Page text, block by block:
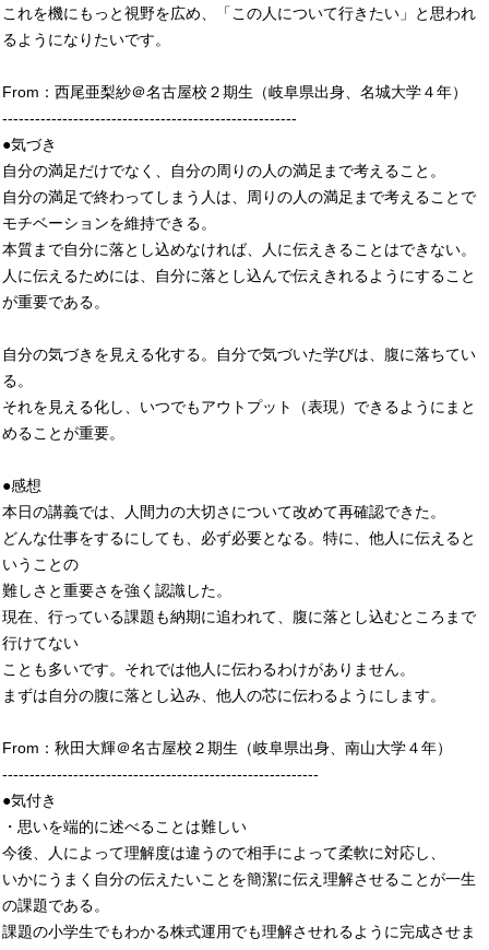
これを機にもっと視野を広め、「この人について行きたい」と思われ
るようになりたいです。
From：西尾亜梨紗＠名古屋校２期生（岐阜県出身、名城大学４年）
------------------------------------------------------
●気づき
自分の満足だけでなく、自分の周りの人の満足まで考えること。
自分の満足で終わってしまう人は、周りの人の満足まで考えることで
モチベーションを維持できる。
本質まで自分に落とし込めなければ、人に伝えきることはできない。
人に伝えるためには、自分に落とし込んで伝えきれるようにすること
が重要である。
自分の気づきを見える化する。自分で気づいた学びは、腹に落ちてい
る。
それを見える化し、いつでもアウトプット（表現）できるようにまと
めることが重要。
●感想
本日の講義では、人間力の大切さについて改めて再確認できた。
どんな仕事をするにしても、必ず必要となる。特に、他人に伝えると
いうことの
難しさと重要さを強く認識した。
現在、行っている課題も納期に追われて、腹に落とし込むところまで
行けてない
ことも多いです。それでは他人に伝わるわけがありません。
まずは自分の腹に落とし込み、他人の芯に伝わるようにします。
From：秋田大輝＠名古屋校２期生（岐阜県出身、南山大学４年）
----------------------------------------------------------
●気付き
・思いを端的に述べることは難しい
今後、人によって理解度は違うので相手によって柔軟に対応し、
いかにうまく自分の伝えたいことを簡潔に伝え理解させることが一生
の課題である。
課題の小学生でもわかる株式運用でも理解させれるように完成させま